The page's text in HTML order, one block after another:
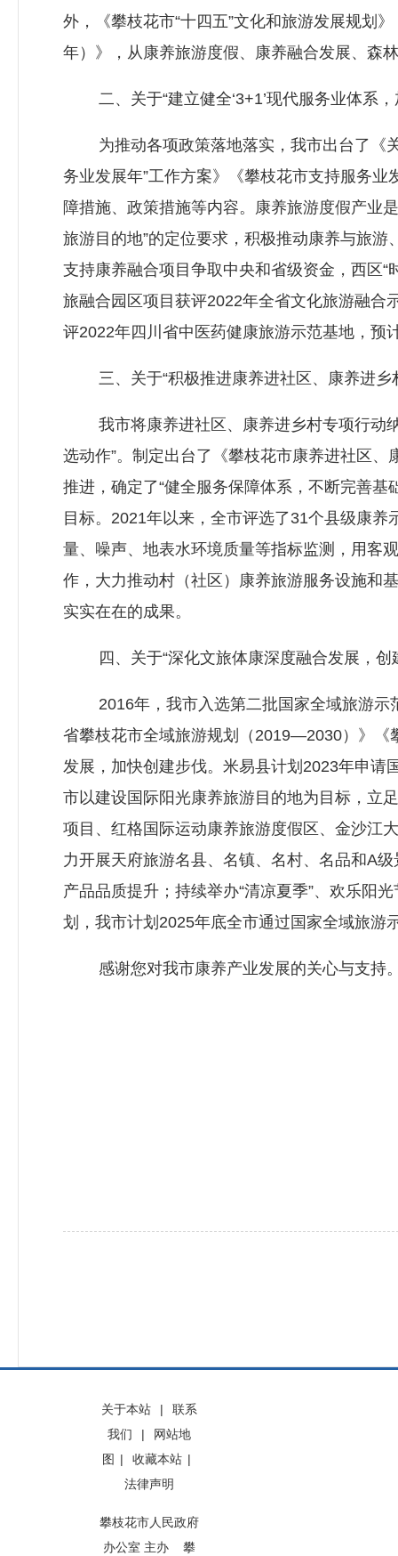
外，《攀枝花市“十四五”文化和旅游发展规划
年）》，从康养旅游度假、康养融合发展、森
二、关于“建立健全‘3+1’现代服务业体系，
为推动各项政策落地落实，我市出台了《关
务业发展年”工作方案》《攀枝花市支持服务
障措施、政策措施等内容。康养旅游度假产业
旅游目的地”的定位要求，积极推动康养与旅
支持康养融合项目争取中央和省级资金，西区
旅融合园区项目获评2022年全省文化旅游融合
评2022年四川省中医药健康旅游示范基地，预
三、关于“积极推进康养进社区、康养进乡
我市将康养进社区、康养进乡村专项行动纳
选动作”。制定出台了《攀枝花市康养进社区
推进，确定了“健全服务保障体系，不断完善
目标。2021年以来，全市评选了31个县级康
量、噪声、地表水环境质量等指标监测，用客
作，大力推动村（社区）康养旅游服务设施和
实实在在的成果。
四、关于“深化文旅体康深度融合发展，创
2016年，我市入选第二批国家全域旅游示范
省攀枝花市全域旅游规划（2019—2030）》《
发展，加快创建步伐。米易县计划2023年申请
市以建设国际阳光康养旅游目的地为目标，立
项目、红格国际运动康养旅游度假区、金沙江
力开展天府旅游名县、名镇、名村、名品和A
产品品质提升；持续举办“清凉夏季”、欢乐阳
划，我市计划2025年底全市通过国家全域旅游
感谢您对我市康养产业发展的关心与支持
关于本站 |
联系
我们
|
网站地
图 | 收藏本站 |
法律声明
攀枝花市人民政府
办公室 主办 攀